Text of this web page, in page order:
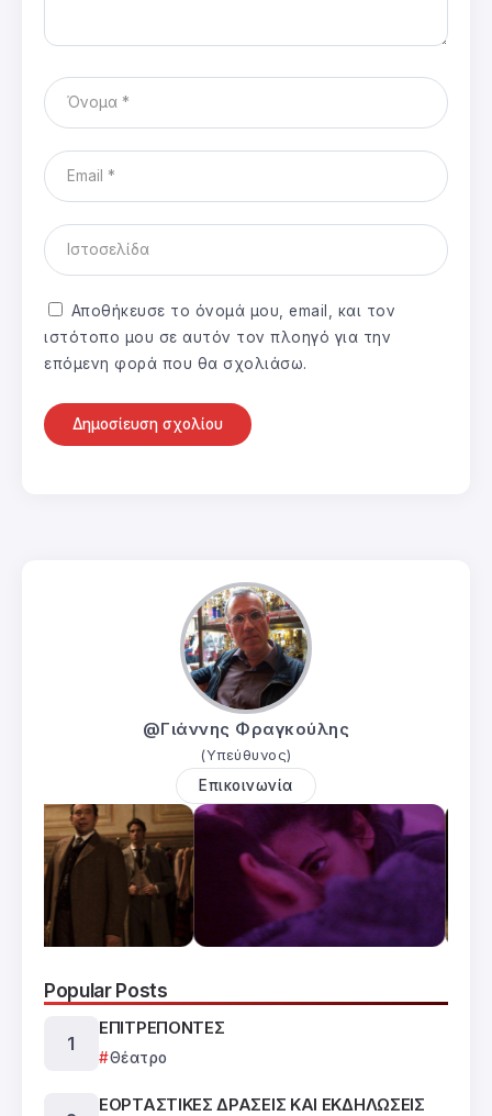
Αποθήκευσε το όνομά μου, email, και τον
ιστότοπο μου σε αυτόν τον πλοηγό για την
επόμενη φορά που θα σχολιάσω.
@Γιάννης Φραγκούλης
(Υπεύθυνος)
Επικοινωνία
Popular Posts
ΕΠΙΤΡΕΠΟΝΤΕΣ
Θέατρο
ΕΟΡΤΑΣΤΙΚΕΣ ΔΡΑΣΕΙΣ ΚΑΙ ΕΚΔΗΛΩΣΕΙΣ